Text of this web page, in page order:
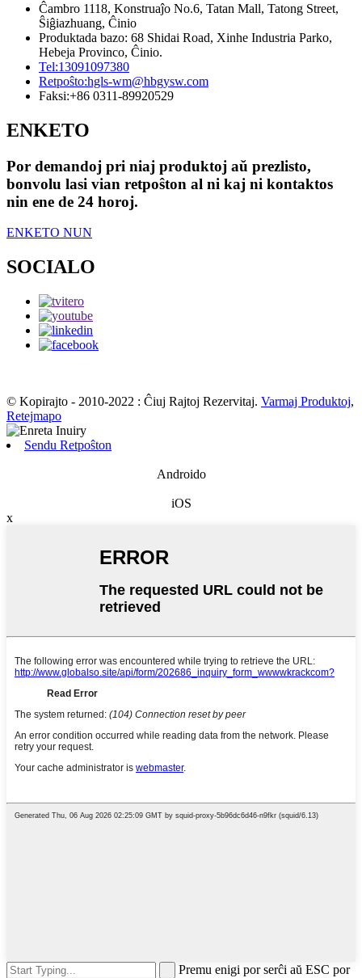
Ĉambro 1118, Konstruaĵo No.6, Tatan Mall, Tatong Street,
Ŝiĝiazhuang, Ĉinio
Produktada bazo: 68 Shidai Road, Xinhe Industria Parko,
Hebeja Provinco, Ĉinio.
Tel:13091097380
Retpoŝto:hgls-wm@hbgysw.com
Faksi:+86 0311-89920529
ENKETO
Por demandoj pri niaj produktoj aŭ prezlisto,
bonvolu lasi vian retpoŝton al ni kaj ni kontaktos
nin ene de 24 horoj.
ENKETO NUN
SOCIALO
© Kopirajto - 2010-2022 : Ĉiuj Rajtoj Rezervitaj. Varmaj Produktoj,
Retejmapo
Sendu Retpoŝton
Androido
iOS
x
Premu enigi por serĉi aŭ ESC por